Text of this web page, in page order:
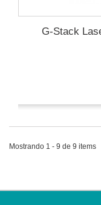
G-Stack
Mostrando 1 - 9 de 9 items